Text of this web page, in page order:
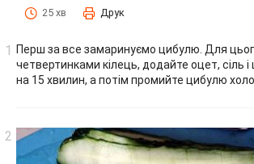
25 хв Друк
Перш за все замаринуємо цибулю. Для
четвертинками кілець, додайте оцет, сіль
на 15 хвилин, а потім промийте цибулю